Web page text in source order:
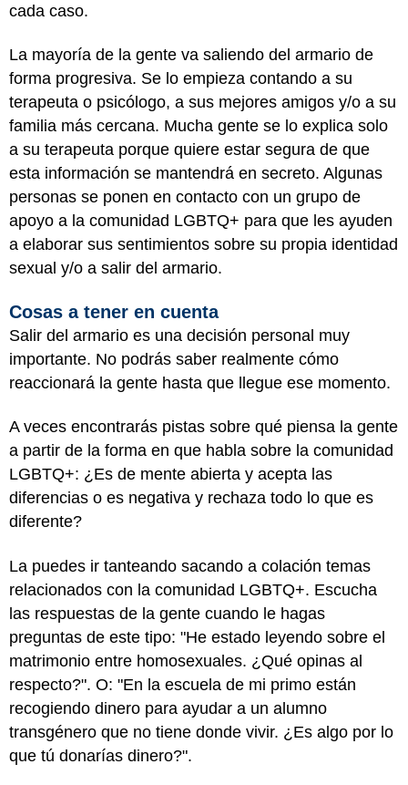
cada caso.
La mayoría de la gente va saliendo del armario de
forma progresiva. Se lo empieza contando a su
terapeuta o psicólogo, a sus mejores amigos y/o a su
familia más cercana. Mucha gente se lo explica solo
a su terapeuta porque quiere estar segura de que
esta información se mantendrá en secreto. Algunas
personas se ponen en contacto con un grupo de
apoyo a la comunidad LGBTQ+ para que les ayuden
a elaborar sus sentimientos sobre su propia identidad
sexual y/o a salir del armario.
Cosas a tener en cuenta
Salir del armario es una decisión personal muy
importante. No podrás saber realmente cómo
reaccionará la gente hasta que llegue ese momento.
A veces encontrarás pistas sobre qué piensa la gente
a partir de la forma en que habla sobre la comunidad
LGBTQ+: ¿Es de mente abierta y acepta las
diferencias o es negativa y rechaza todo lo que es
diferente?
La puedes ir tanteando sacando a colación temas
relacionados con la comunidad LGBTQ+. Escucha
las respuestas de la gente cuando le hagas
preguntas de este tipo: "He estado leyendo sobre el
matrimonio entre homosexuales. ¿Qué opinas al
respecto?". O: "En la escuela de mi primo están
recogiendo dinero para ayudar a un alumno
transgénero que no tiene donde vivir. ¿Es algo por lo
que tú donarías dinero?".